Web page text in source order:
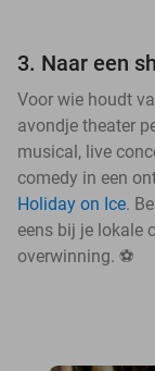
3. Naar een
Voor wie houdt
avondje theater
musical, live
comedy in een
Holiday on Ice.
eens bij je lokale
overwinning. ⚽